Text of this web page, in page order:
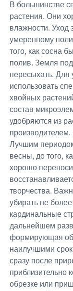
В большинстве
растения. Они
влажности. Уход
умеренному
того, как сосна
полив. Земля
пересыхать. Для
использовать
хвойных
состав
удобряются из
Лучшим
весны, до того,
хорошо
творчества.
убирать не
кардинальные
дальнейшем
формирующая
наилучшими
сразу после
приблизительно
обрезке или